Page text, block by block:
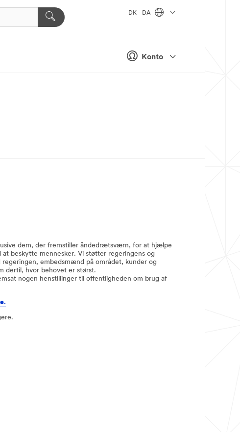
Konto
DK - DA
dem, der fremstiller åndedrætsværn, for at hjælpe
beskytte mennesker. Vi støtter regeringens og
embedsmænd på området, kunder og
dertil, hvor behovet er størst.
nogen henstillinger til offentligheden om brug af